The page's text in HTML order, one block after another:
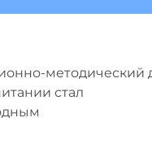
методический
стал